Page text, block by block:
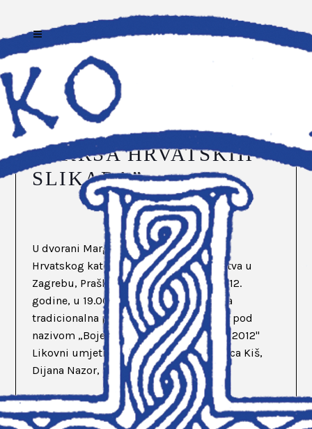
20 TRA OTVORENA
IZLOŽBA “BOJE
USKRSA HRVATSKIH
SLIKARA”
U dvorani Margarita Peraica, u sjedištu
Hrvatskog katoličkog liječničkog društva u
Zagrebu, Praška 6/II, dana 8. ožujka 2012.
godine, u 19.00 sati svečano je otvorena
tradicionalna prodajna uskrsna izložba pod
nazivom „Boje Uskrsa hrvatskih slikara 2012"
Likovni umjetnici sudionici izložbe: Ivica Kiš,
Dijana Nazor, Nives Missoni,...
READ MORE